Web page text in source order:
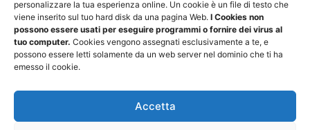
personalizzare la tua esperienza online. Un cookie è un file di testo che
viene inserito sul tuo hard disk da una pagina Web. I Cookies non
possono essere usati per eseguire programmi o fornire dei virus al
tuo computer. Cookies vengono assegnati esclusivamente a te, e
possono essere letti solamente da un web server nel dominio che ti ha
emesso il cookie.
Accetta
Nuovo Gulliver News
Progetto Tre-sei
Copyright © 2026 Edizioni Didattiche Gulliver S.r.l. - Tutti i diritti sono
riservati - P. IVA 01729550697